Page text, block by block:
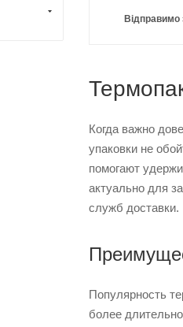
Відправимо
Когда важно
упаковки не
помогают
актуально для
служб доставки.
Популярность
более